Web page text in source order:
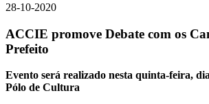
28-10-2020
ACCIE promove Debate com os
Prefeito
Evento será realizado nesta quinta-feira,
Pólo de Cultura